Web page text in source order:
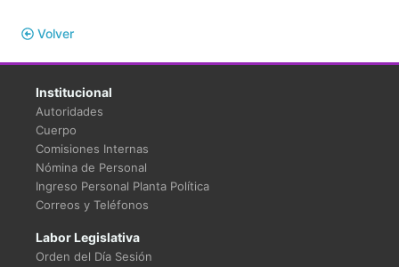
Volver
Institucional
Autoridades
Cuerpo
Comisiones Internas
Nómina de Personal
Ingreso Personal Planta Política
Correos y Teléfonos
Labor Legislativa
Orden del Día Sesión